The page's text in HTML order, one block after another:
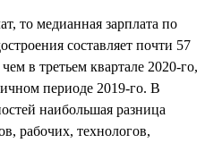
то медианная зарплата по
составляет почти 57
в третьем квартале 2020-го,
периоде 2019-го. В
наибольшая разница
рабочих, технологов,